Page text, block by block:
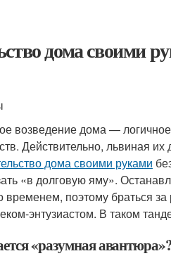
дома своими
возведение дома —
Действительно, львиная
дома своими руками
«в долговую яму».
временем, поэтому браться
энтузиастом. В таком
«разумная